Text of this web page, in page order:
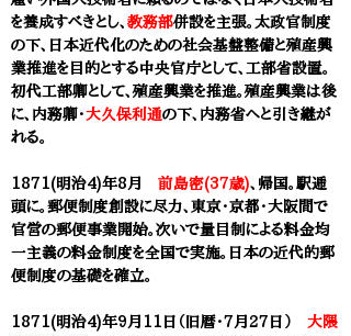
を養成すべきとし、 教務部併設を主張。太政官制度
の下、日本近代化のための社会基盤整備と殖産興
業推進を目的とする中央官庁として、工部省設置。​
初代工部卿として、殖産興業を推進。殖産興業は後
に、内務卿・大久保利通の下、内務省へと引き継が
れる。
1871(明治4)年8月 前島密(37歳)、帰国。駅逓
頭に。郵便制度創設に尽力、東京・京都・大阪間で
官営の郵便事業開始。次いで量目制による料金均
一主義の料金制度を全国で実施。日本の近代的郵
便制度の基礎を確立。
1871(明治4)年9月11日（旧暦・7月27日）
大隈